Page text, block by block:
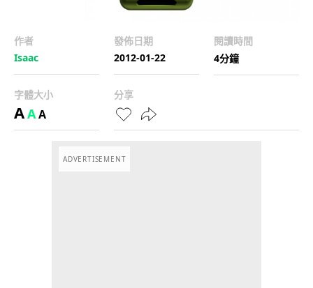
作者
Isaac
發佈日期
2012-01-22
閱讀時間
4分鐘
字體大小
AAA
分享
ADVERTISEMENT